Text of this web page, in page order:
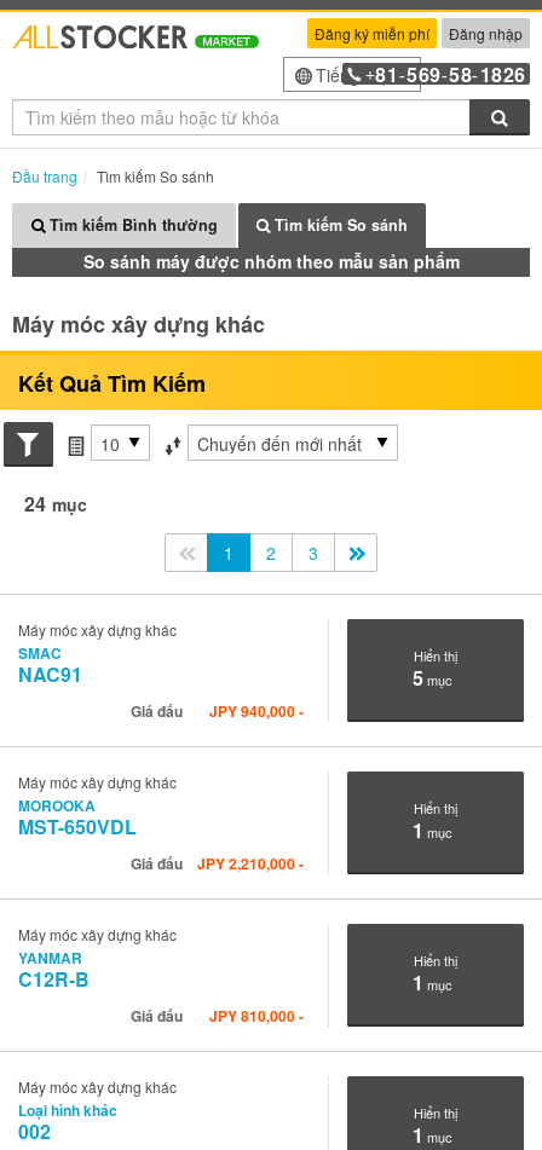
Đăng ký miễn phí Đăng nhập
Tiếng Việt
+81 -569-58-1826
Đầu trang Tìm kiếm So sánh
Tìm kiếm Bình thường Tìm kiếm So sánh
So sánh máy được nhóm theo mẫu sản phẩm
Máy móc xây dựng khác
Kết Quả Tìm Kiếm
Search conditions
các mục mỗi trang
Sắp xếp theo
24 mục
<<1 2 3
Máy móc xây dựng khác
SMAC
NAC91
Giá đấu JPY940,000-
Hiển thị
5mục
Máy móc xây dựng khác
MOROOKA
MST-650VDL
Giá đấu JPY2,210,000-
Hiển thị
1 mục
Máy móc xây dựng khác
YANMAR
C12R-B
Giá đấu JPY810,000-
Hiển thị
1 mục
Máy móc xây dựng khác
Loại hình khác
002
Hiển thị
1 mục